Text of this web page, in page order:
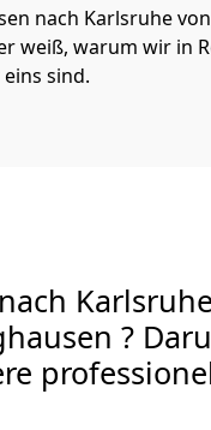
nach Karlsruhe
weiß, warum wir in
sind.
?